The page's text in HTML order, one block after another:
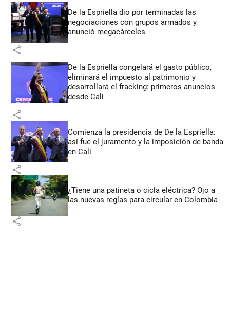
De la Espriella dio por terminadas las
negociaciones con grupos armados y
anunció megacárceles
share
De la Espriella congelará el gasto público,
eliminará el impuesto al patrimonio y
desarrollará el fracking: primeros anuncios
desde Cali
share
Comienza la presidencia de De la Espriella:
así fue el juramento y la imposición de banda
en Cali
share
¿Tiene una patineta o cicla eléctrica? Ojo a
las nuevas reglas para circular en Colombia
share